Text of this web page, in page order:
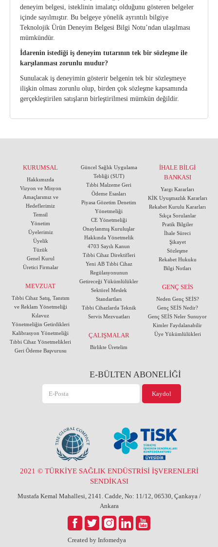
deneyim belgesi, isteklinin imalatçı olduğunu gösteren belgeler
içinde sayılmıştır. Bu belgeye yönelik ayrıntılı bilgiye
Teknolojik Ürün Deneyim Belgesi Bilgi Notu’ndan ulaşılması
mümkündür.
İdarenin istediği iş deneyim tutarının tek bir sözleşme ile
karşılanması zorunlu mudur?
Sunulacak iş deneyimin gösterir belgenin tek bir sözleşmeye
ilişkin olması zorunlu olup, birden çok sözleşme kapsamında
gerçekleştirilen satışların birleştirilmesi mümkün değildir.
KURUMSAL
Hakkımızda
Vizyon ve Misyon
Amaçlarımız ve
Hedeflerimiz
Temsil
Yönetim
Üyelerimiz
Üyelik
Tüzük
Genel Kurul
Üretici Firmalar
MEVZUAT
Tıbbi Cihaz Satış, Tanıtım
ve Reklam Yönetmeliği
Kılavuz
Yönetmeliğin Getirdikleri
Kalibrasyon Yönetmeliği
Tıbbi Cihaz Yönetmelikleri
Geri Ödeme Başvurusu
Güncel Sağlık Uygulama
Tebliği (SUT)
Tıbbi Malzeme Geri
Ödeme Esasları
Piyasa Gözetim Denetim
Yönetmeliği
CE Yönetmeliği
Onaylanmış Kuruluşlar
Hakkında Yönetmelik
4703 Sayılı Kanun
Tıbbi Cihaz Direktifleri
Yeni AB Tıbbi Cihaz
Regülasyonunun
Getireceği Yükümlülükler
Sektörel Meslek
Standartları
Tıbbi Cihazlarda Teknik
Servis Mezvuatları
ÇALIŞMALAR
Birlikte Üretelim
İHALE BİLGİ
BANKASI
Yargı Kararları
KİK Uyuşmazlık Kararları
Rekabet Kurulu Kararları
Sıkça Sorulanlar
Pratik Bilgiler
İhale Süreci
Şikayet
Sözleşme
Rekabet Hukuku
Bilgi Notları
GENÇ SEİS
Neden Genç SEİS?
Genç SEİS Nedir?
Genç SEİS Neler Sunuyor
Kimler Faydalanabilir
Üye Yükümlülükleri
E-BÜLTEN ABONELİĞİ
Created by Infomedya
2021 © TÜRKİYE SAĞLIK ENDÜSTRİSİ İŞVERENLERİ
SENDİKASI
Mustafa Kemal Mahallesi, 2141. Cadde, No: 11/12, 06530, Çankaya /
Ankara